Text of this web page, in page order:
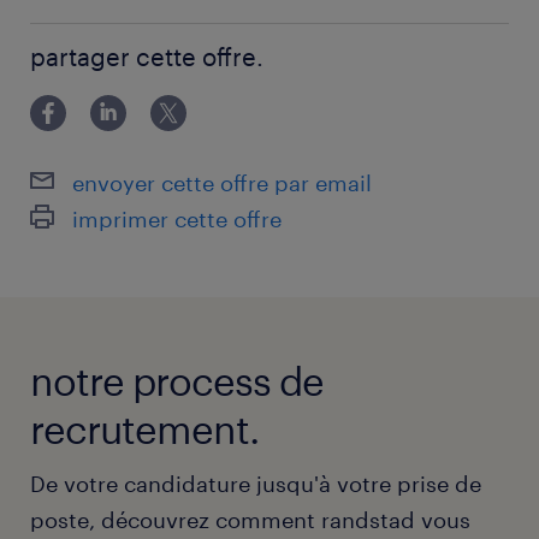
partager cette offre.
envoyer cette offre par email
imprimer cette offre
notre process de
recrutement.
De votre candidature jusqu'à votre prise de
poste, découvrez comment randstad vous